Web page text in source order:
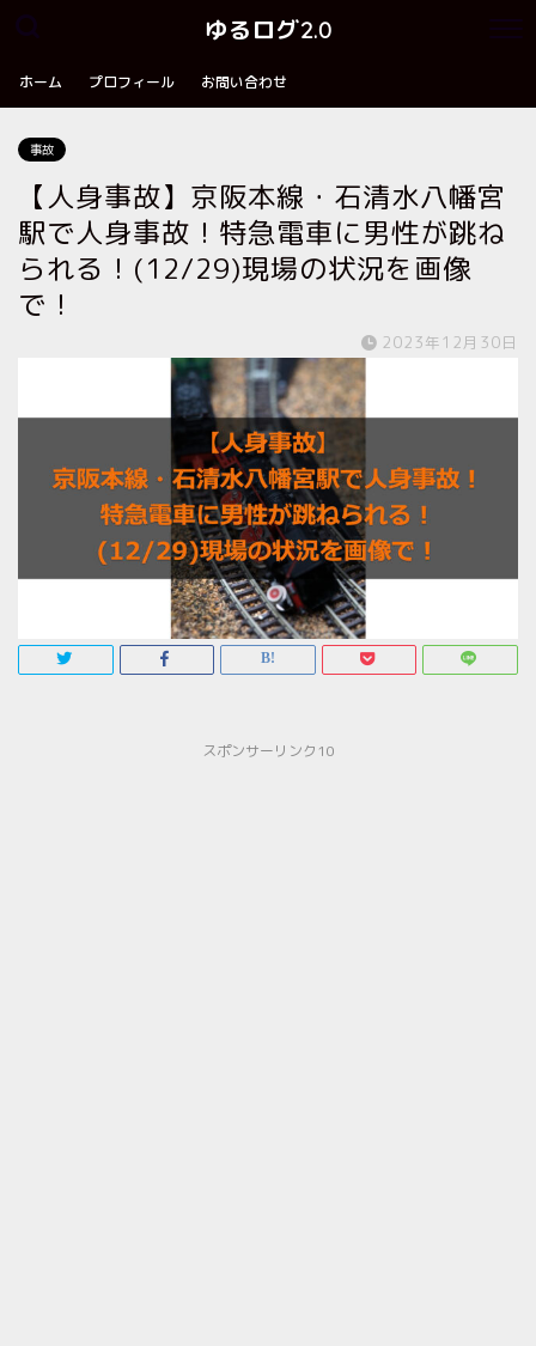
ゆるログ2.0
ホーム プロフィール お問い合わせ
事故
【人身事故】京阪本線・石清水八幡宮
駅で人身事故！特急電車に男性が跳ね
られる！(12/29)現場の状況を画像
で！
2023年12月30日
スポンサーリンク10